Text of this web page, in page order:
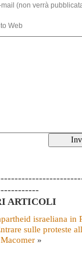
mail (non verrà
Web
ARTICOLI
israeliana in
sulle proteste
»